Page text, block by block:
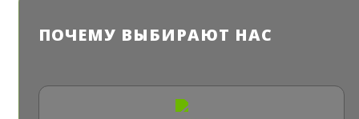
ПОЧЕМУ ВЫБИРАЮТ НАС